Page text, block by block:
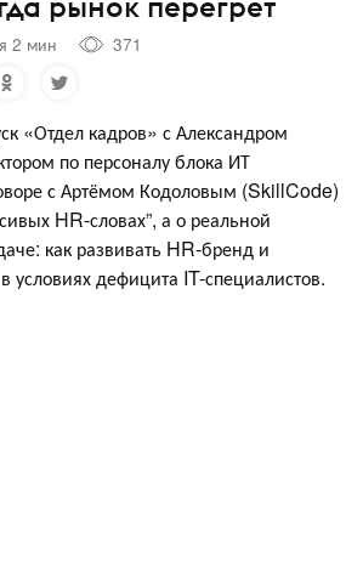
2 мин
371
«Отдел кадров» с Александром
по персоналу блока ИТ
с Артёмом Кодоловым (SkillCode)
HR-словах”, а о реальной
как развивать HR-бренд и
условиях дефицита IT-специалистов.